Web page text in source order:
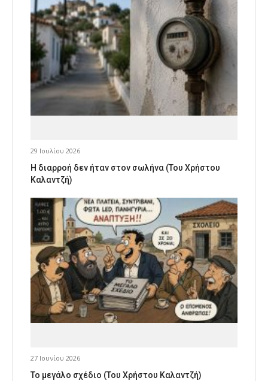
29 Ιουλίου 2026
Η διαρροή δεν ήταν στον σωλήνα (Του Χρήστου
Καλαντζή)
27 Ιουνίου 2026
Το μεγάλο σχέδιο (Του Χρήστου Καλαντζή)